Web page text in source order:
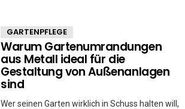
GARTENPFLEGE
Warum Gartenumrandungen
aus Metall ideal für die
Gestaltung von Außenanlagen
sind
Wer seinen Garten wirklich in Schuss halten will,